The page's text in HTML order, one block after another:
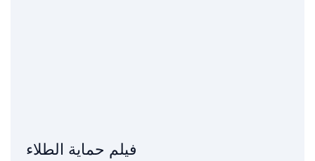
فيلم حماية الطلاء